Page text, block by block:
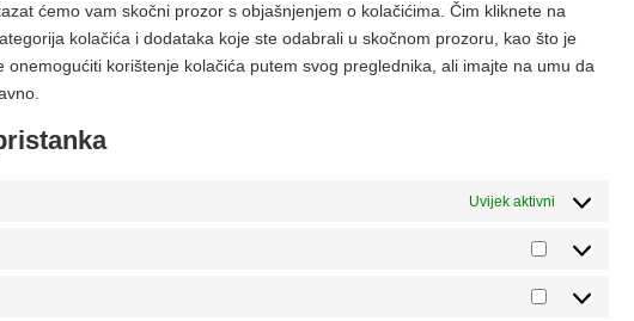
ćemo vam skočni prozor s objašnjenjem o kolačićima. Čim kliknete na
kolačića i dodataka koje ste odabrali u skočnom prozoru, kao što je
korištenje kolačića putem svog preglednika, ali imajte na umu da
Uvijek aktivni
Statistika
Marketing